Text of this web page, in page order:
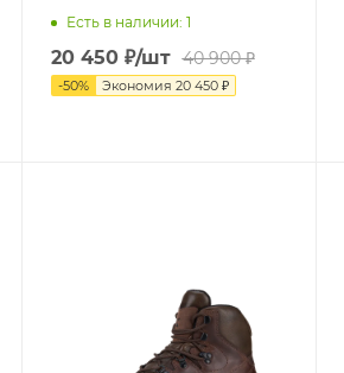
Есть в наличии: 1
20 450₽/шт 40 900₽
-50% Экономия 20 450₽